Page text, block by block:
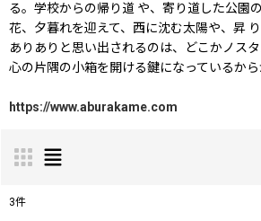
る。学校からの帰り道 や、寄り道した公園
花、夕暮れを迎えて、西に沈む太陽や、昇
ありありと思い出されるのは、どこかノスタ
心の片隅の小箱を開ける鍵になっているから
https://www.aburakame.com
3件